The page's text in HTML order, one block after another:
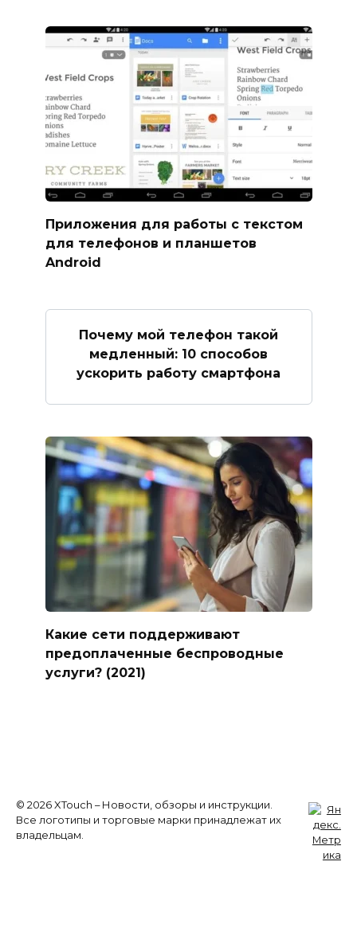
Приложения для работы с текстом
для телефонов и планшетов
Android
Почему мой телефон такой
медленный: 10 способов
ускорить работу смартфона
Какие сети поддерживают
предоплаченные беспроводные
услуги? (2021)
© 2026 XTouch – Новости, обзоры и инструкции.
Все логотипы и торговые марки принадлежат их
владельцам.